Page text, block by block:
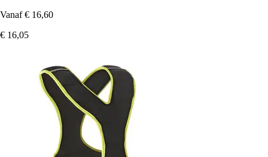
Vanaf € 16,60
€ 16,05